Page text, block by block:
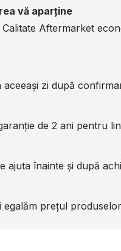
vă aparține
Calitate Aftermarket
zi după
de 2 ani pentru
ajuta înainte și după
prețul